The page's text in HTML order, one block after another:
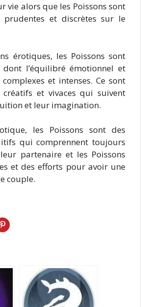
vie alors que les Poissons sont
prudentes et discrètes sur le
érotiques, les Poissons sont
l’équilibré émotionnel et
et intenses. Ce sont
créatifs et vivaces qui suivent
et leur imagination.
les Poissons sont des
qui comprennent toujours
partenaire et les Poissons
et des efforts pour avoir une
couple.